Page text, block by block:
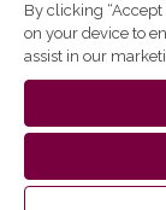
Vilnius University
By clicking “Accept
on your device to
assist in our